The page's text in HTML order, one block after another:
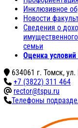
Инклюзивное
Новости
Сведения о
семьи
Оценка
634061 г. Томск,
+7 (3822) 311 464
rector@tspu.ru
Телефоны